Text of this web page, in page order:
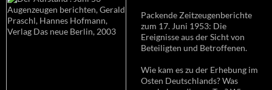
Packende Zeitzeugenberichte
zum 17. Juni 1953: Die
Ereignisse aus der Sicht von
Beteiligten und Betroffenen.
Wie kam es zu der Erhebung im
Osten Deutschlands? Was